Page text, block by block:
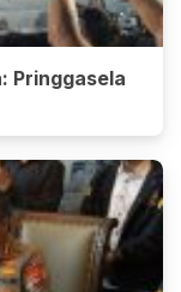
Pringgasela